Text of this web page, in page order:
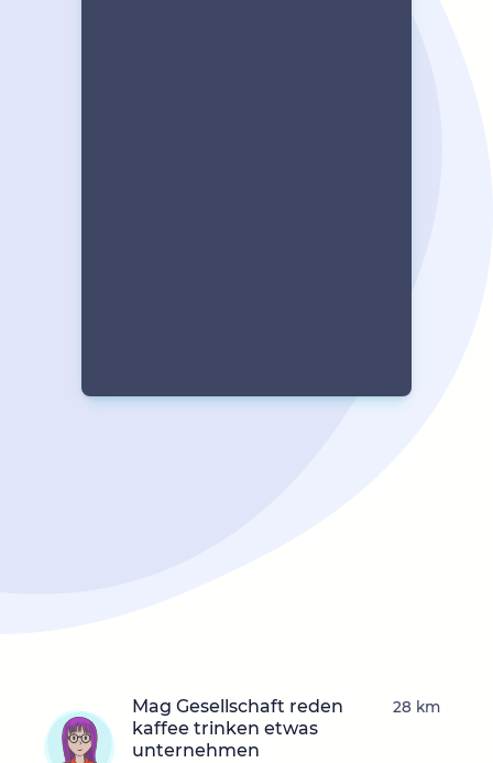
Mag Gesellschaft reden
kaffee trinken etwas
unternehmen
28 km